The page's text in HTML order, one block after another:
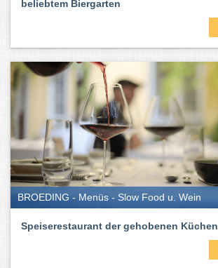
beliebtem Biergarten
BROEDING - Menüs - Slow Food u. Wein
Speiserestaurant der gehobenen Küchen